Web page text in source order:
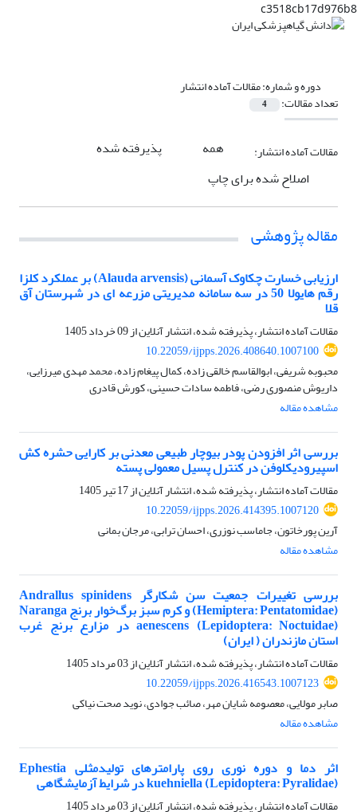
c3518cb17d976b8
دوره و شماره:مقالات آماده انتشار
تعداد مقالات: 4
مقالات آماده انتشار: همه
پذیرفته شده
اصلاح شده برای چاپ
مقاله پژوهشی
ارزیابی خسارت چکاوک آسمانی (Alauda arvensis) بر عملکرد کلزا
رقم هایولا 50 در سه سامانه مدیریتی مزرعه‌ ای در شهرستان آق
قلا
مقالات آماده انتشار، پذیرفته شده، انتشار آنلاین از09 خرداد 1405
10.22059/ijpps.2026.408640.1007100
محبوبه شریفی، ابوالقاسم خالقی زاده، کمال پیغام زاده، محمد مهدی میرزایی،
داریوش منصوری رضی، فاطمه سادات حسینی، کورش قادری
مشاهده مقاله
بررسی اثر افزودن پودر بیوچار طبیعی معدنی بر کارایی حشره کش
اسپیرودیکلوفن در کنترل پسیل معمولی پسته
مقالات آماده انتشار، پذیرفته شده، انتشار آنلاین از17 تیر 1405
10.22059/ijpps.2026.414395.1007120
آرین پورخاتون، جاماسب نوزری، احسان ترابی، مرجان بمانی
مشاهده مقاله
بررسی تغییرات جمعیت سن شکارگر Andrallus spinidens
(Hemiptera: Pentatomidae) و کرم سبز برگ‌خوار برنج Naranga
aenescens (Lepidoptera: Noctuidae) در مزارع برنج غرب
استان مازندران ( ایران)
مقالات آماده انتشار، پذیرفته شده، انتشار آنلاین از03 مرداد 1405
10.22059/ijpps.2026.416543.1007123
صابر مولایی، معصومه شایان مهر، صائب جوادی، نوید صحت نیاکی
مشاهده مقاله
اثر دما و دوره نوری روی پارامترهای تولیدمثلی Ephestia
kuehniella (Lepidoptera: Pyralidae) در شرایط آزمایشگاهی
مقالات آماده انتشار، پذیرفته شده، انتشار آنلاین از03 مرداد 1405